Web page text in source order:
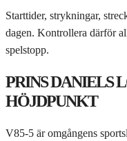
Starttider, strykningar,
dagen. Kontrollera därför
spelstopp.
PRINS DANIELS
HÖJDPUNKT
V85-5 är omgångens